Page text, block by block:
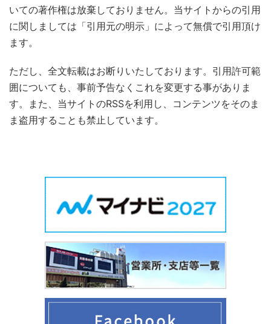
いての著作権は放棄しておりません。当サイトからの引用
に関しましては「引用元の明示」によって無償で引用頂け
ます。
ただし、全文転載はお断りいたしております。引用許可範
囲についても、事前予告なくこれを変更する事がありま
す。また、当サイトのRSSを利用し、コンテンツをそのま
ま盗用することも禁止しています。